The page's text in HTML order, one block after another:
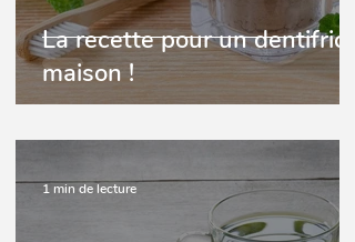
La recette pour un dentifrice
maison !
1 min de lecture